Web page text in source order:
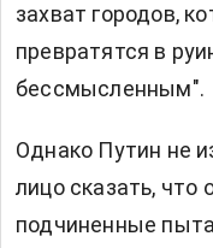
захват городов,
превратятся в
бессмысленным".
Однако Путин не
лицо сказать, что
подчиненные